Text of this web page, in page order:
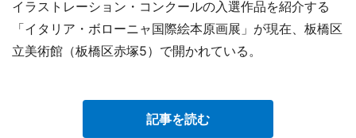
イラストレーション・コンクールの入選作品を紹介する
「イタリア・ボローニャ国際絵本原画展」が現在、板橋区
立美術館（板橋区赤塚5）で開かれている。
記事を読む